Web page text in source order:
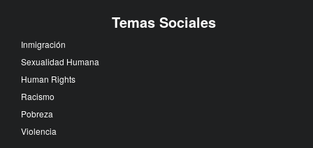
Temas Sociales
Inmigración
Sexualidad Humana
Human Rights
Racismo
Pobreza
Violencia